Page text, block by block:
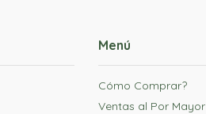
Menú
Cómo Comprar?
Ventas al Por Mayor